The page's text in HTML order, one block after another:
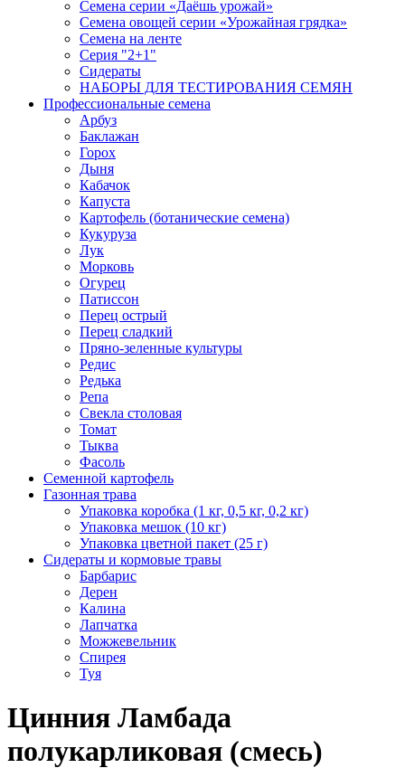
Семена серии «Даёшь урожай»
Семена овощей серии «Урожайная грядка»
Семена на ленте
Серия "2+1"
Сидераты
НАБОРЫ ДЛЯ ТЕСТИРОВАНИЯ СЕМЯН
Профессиональные семена
Арбуз
Баклажан
Горох
Дыня
Кабачок
Капуста
Картофель (ботанические семена)
Кукуруза
Лук
Морковь
Огурец
Патиссон
Перец острый
Перец сладкий
Пряно-зеленные культуры
Редис
Редька
Репа
Свекла столовая
Томат
Тыква
Фасоль
Семенной картофель
Газонная трава
Упаковка коробка (1 кг, 0,5 кг, 0,2 кг)
Упаковка мешок (10 кг)
Упаковка цветной пакет (25 г)
Сидераты и кормовые травы
Барбарис
Дерен
Калина
Лапчатка
Можжевельник
Спирея
Туя
Цинния Ламбада
полукарликовая (смесь)